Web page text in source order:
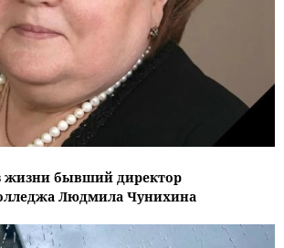
жизни бывший директор
Людмила Чунихина